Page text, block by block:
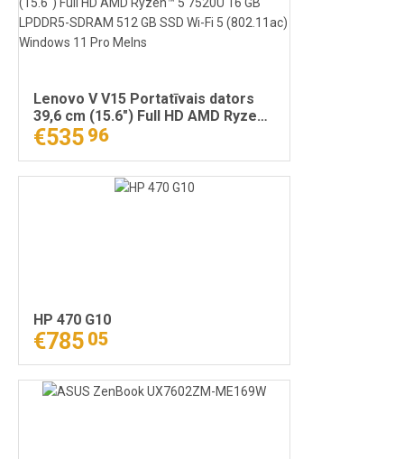
Lenovo V V15 Portatīvais dators
39,6 cm (15.6") Full HD AMD Ryzen™
5 7520U 16 GB LPDDR5-SDRAM 512
GB SSD Wi-Fi 5 (802.11ac) Windows
11 Pro Melns
€535 96
HP 470 G10
€785 05